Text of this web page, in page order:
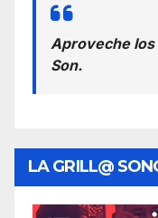
Aproveche
Son.
LA GRILL@